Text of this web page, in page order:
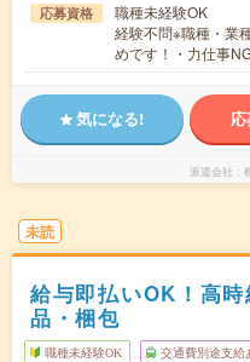
応募資格
職種未経験OK
経験不問※職種・業
めです！・力仕事
気になる!
派遣会社
未読
給与即払いOK！高
品・梱包
職種未経験OK 交通費別途支給